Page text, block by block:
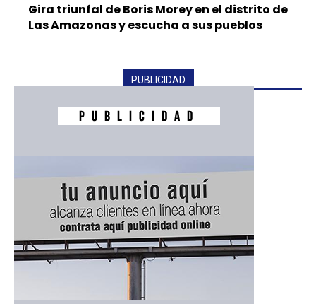
Gira triunfal de Boris Morey en el distrito de
Las Amazonas y escucha a sus pueblos
PUBLICIDAD